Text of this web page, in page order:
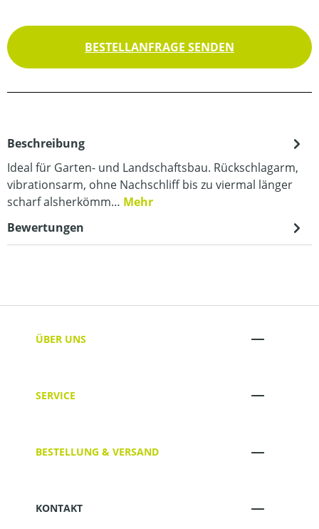
BESTELLANFRAGE SENDEN
Beschreibung
Ideal für Garten- und Landschaftsbau. Rückschlagarm,
vibrationsarm, ohne Nachschliff bis zu viermal länger
scharf alsherkömm… Mehr
Bewertungen
ÜBER UNS
SERVICE
BESTELLUNG & VERSAND
KONTAKT